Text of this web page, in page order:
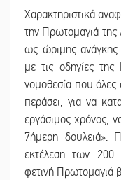
Χαρακτηριστικά
την Πρωτομαγιά της
ως ώριμης ανάγκης
με τις οδηγίες της
νομοθεσία που όλες
περάσει, για να
εργάσιμος χρόνος,
7ήμερη δουλειά».
εκτέλεση των 200
φετινή Πρωτομαγιά